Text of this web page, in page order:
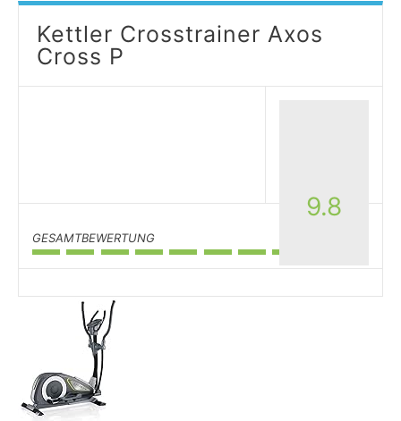
Kettler Crosstrainer Axos
Cross P
9.8
GESAMTBEWERTUNG